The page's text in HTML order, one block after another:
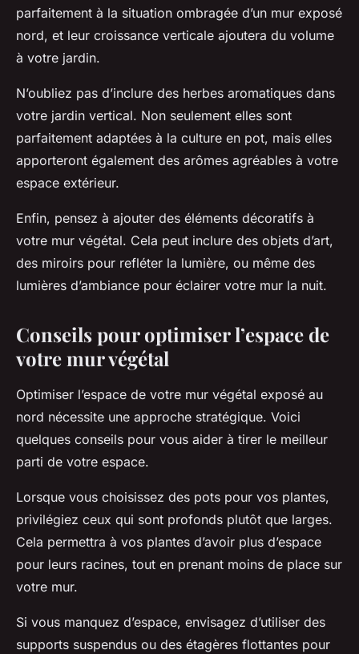
parfaitement à la situation ombragée d’un mur exposé
nord, et leur croissance verticale ajoutera du volume
à votre jardin.
N’oubliez pas d’inclure des herbes aromatiques dans
votre jardin vertical. Non seulement elles sont
parfaitement adaptées à la culture en pot, mais elles
apporteront également des arômes agréables à votre
espace extérieur.
Enfin, pensez à ajouter des éléments décoratifs à
votre mur végétal. Cela peut inclure des objets d’art,
des miroirs pour refléter la lumière, ou même des
lumières d’ambiance pour éclairer votre mur la nuit.
Conseils pour optimiser l’espace de
votre mur végétal
Optimiser l’espace de votre mur végétal exposé au
nord nécessite une approche stratégique. Voici
quelques conseils pour vous aider à tirer le meilleur
parti de votre espace.
Lorsque vous choisissez des pots pour vos plantes,
privilégiez ceux qui sont profonds plutôt que larges.
Cela permettra à vos plantes d’avoir plus d’espace
pour leurs racines, tout en prenant moins de place sur
votre mur.
Si vous manquez d’espace, envisagez d’utiliser des
supports suspendus ou des étagères flottantes pour